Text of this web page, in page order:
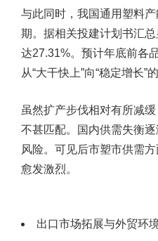
与此同时，我国通用塑料
期。据相关投建计划书汇
达27.31%。预计年底前各
从“大干快上”向“稳定增长”
虽然扩产步伐相对有所减
不甚匹配。国内供需失衡
风险。可见后市塑市供需
愈发激烈。
出口市场拓展与外贸环